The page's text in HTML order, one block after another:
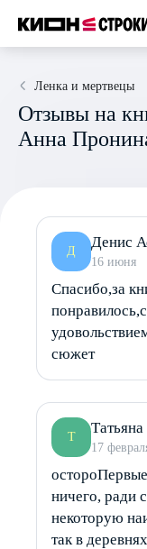
Ленка и мертвецы
Отзывы на
Анна
Д
Денис
16 июня
Спасибо,за
Т
17
ничего, ради
некоторую
так в